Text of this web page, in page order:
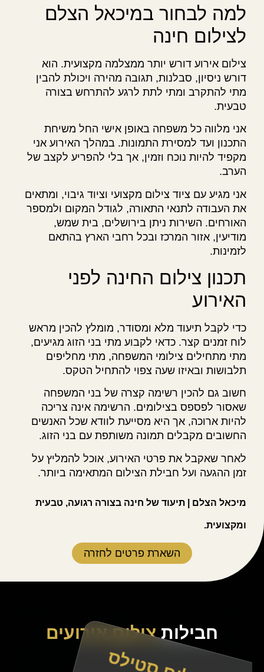
למה לבחור במיכאל הצלם
לצילום חינה
צילום אירוע דורש יותר ממצלמה מקצועית. הוא
דורש ניסיון, סבלנות, תגובה מהירה ויכולת להבין
מתי להתקרב ומתי לתת לרגע להתרחש בצורה
טבעית.
אני מלווה כל משפחה באופן אישי החל משיחת
התכנון ועד למסירת התמונות. במהלך האירוע אני
מקפיד להיות נוכח וזמין, אך בלי להפריע לקצב של
הערב.
אני מגיע עם ציוד צילום מקצועי וציוד גיבוי, ומתאים
את העבודה לתנאי התאורה, לגודל המקום ולמספר
האורחים. השירות ניתן בירושלים, בית שמש,
מודיעין, אזור המרכז ובכל רחבי הארץ בהתאם
לזמינות.
תכנון צילום החינה לפני
האירוע
כדי לקבל תיעוד מלא ומסודר, מומלץ להכין מראש
לוח זמנים קצר. כדאי לקבוע מתי בני הזוג מגיעים,
מתי מתחילים צילומי המשפחה, מתי מחליפים
תלבושות ובאיזו שעה צפוי להתחיל הטקס.
חשוב גם להכין רשימה קצרה של בני המשפחה
שאסור לפספס בצילומים. הרשימה אינה צריכה
להיות ארוכה, אך היא מסייעת לוודא שכל האנשים
החשובים מקבלים תמונה משותפת עם בני הזוג.
לאחר שאקבל את פרטי האירוע, אוכל להמליץ על
זמן ההגעה ועל חבילת הצילום המתאימה ביותר.
מיכאל הצלם | תיעוד של חינה בצורה רגועה, טבעית
ומקצועית.
השארת פרטים לחזרה
חבילותצילום אירועים